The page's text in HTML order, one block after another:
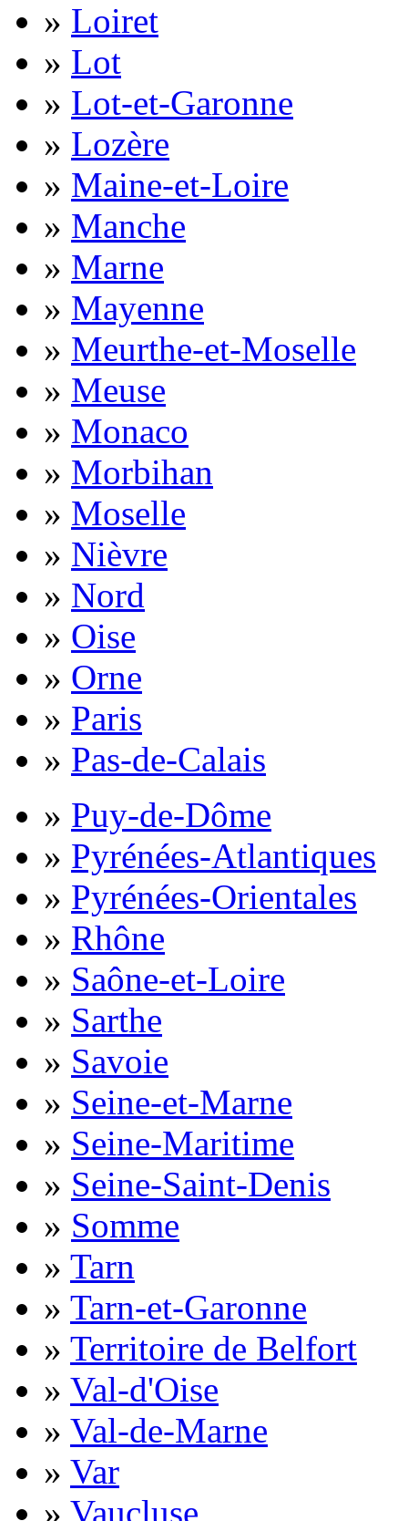
» Loiret
» Lot
» Lot-et-Garonne
» Lozère
» Maine-et-Loire
» Manche
» Marne
» Mayenne
» Meurthe-et-Moselle
» Meuse
» Monaco
» Morbihan
» Moselle
» Nièvre
» Nord
» Oise
» Orne
» Paris
» Pas-de-Calais
» Puy-de-Dôme
» Pyrénées-Atlantiques
» Pyrénées-Orientales
» Rhône
» Saône-et-Loire
» Sarthe
» Savoie
» Seine-et-Marne
» Seine-Maritime
» Seine-Saint-Denis
» Somme
» Tarn
» Tarn-et-Garonne
» Territoire de Belfort
» Val-d'Oise
» Val-de-Marne
» Var
» Vaucluse